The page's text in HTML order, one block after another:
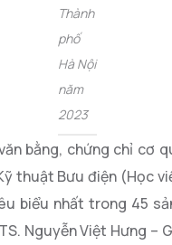
Thành
phố
Hà Nội
năm
2023
bằng, chứng chỉ cơ
thuật Bưu điện (Học
biểu nhất trong 45
Nguyễn Việt Hưng –